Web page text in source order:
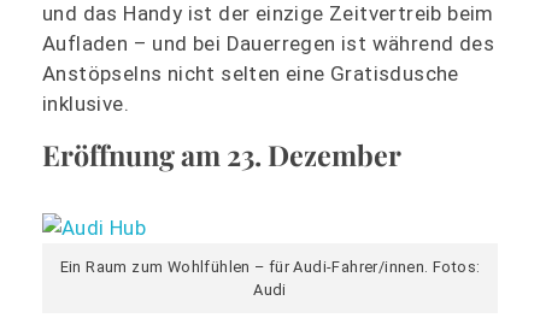
und das Handy ist der einzige Zeitvertreib beim
Aufladen – und bei Dauerregen ist während des
Anstöpselns nicht selten eine Gratisdusche
inklusive.
Eröffnung am 23. Dezember
Ein Raum zum Wohlfühlen – für Audi-Fahrer/innen. Fotos:
Audi